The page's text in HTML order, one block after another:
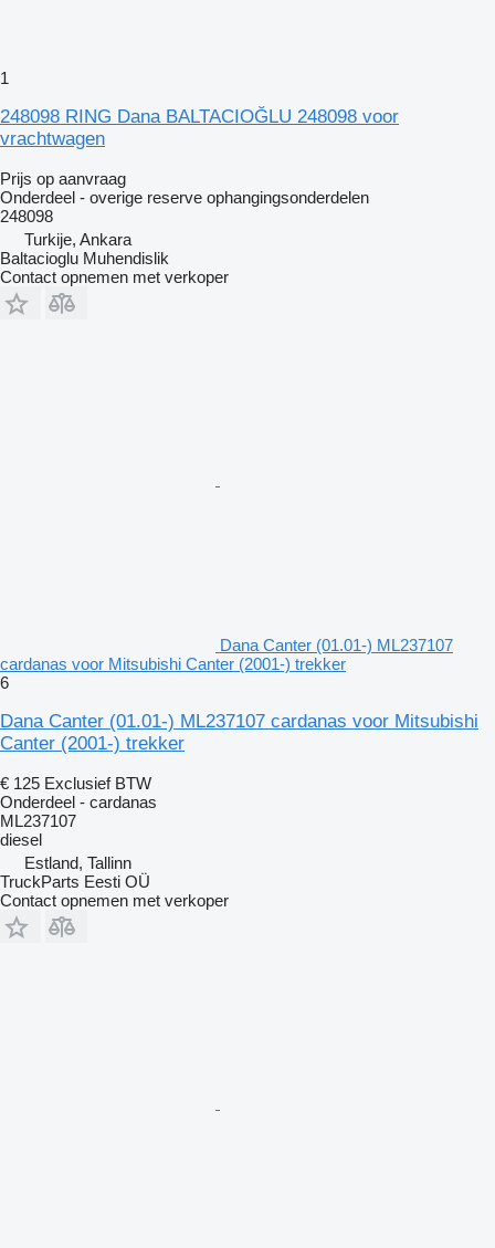
1
248098 RING Dana BALTACIOĞLU 248098 voor
vrachtwagen
Prijs op aanvraag
Onderdeel - overige reserve ophangingsonderdelen
248098
Turkije, Ankara
Baltacioglu Muhendislik
Contact opnemen met verkoper
Dana Canter (01.01-) ML237107
cardanas voor Mitsubishi Canter (2001-) trekker
6
Dana Canter (01.01-) ML237107 cardanas voor Mitsubishi
Canter (2001-) trekker
€ 125 Exclusief BTW
Onderdeel - cardanas
ML237107
diesel
Estland, Tallinn
TruckParts Eesti OÜ
Contact opnemen met verkoper